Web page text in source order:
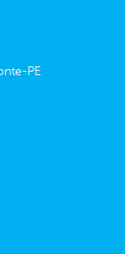
PE